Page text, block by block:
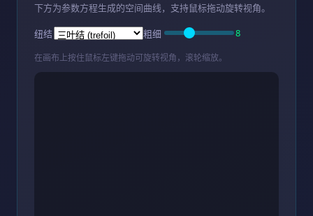
下方为参数方程生成的空间曲线，支持鼠标拖动旋转视角。
纽结 粗细 8
在画布上按住鼠标左键拖动可旋转视角，滚轮缩放。